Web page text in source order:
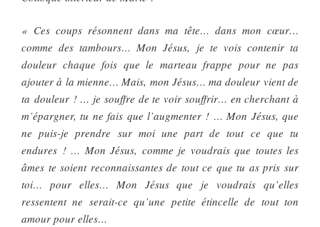
« Ces coups résonnent dans ma tête… dans mon cœur…
comme des tambours… Mon Jésus, je te vois contenir ta
douleur chaque fois que le marteau frappe pour ne pas
ajouter à la mienne… Mais, mon Jésus… ma douleur vient de
ta douleur ! … je souffre de te voir souffrir… en cherchant à
m’épargner, tu ne fais que l’augmenter ! … Mon Jésus, que
ne puis-je prendre sur moi une part de tout ce que tu
endures ! … Mon Jésus, comme je voudrais que toutes les
âmes te soient reconnaissantes de tout ce que tu as pris sur
toi… pour elles… Mon Jésus que je voudrais qu’elles
ressentent ne serait-ce qu’une petite étincelle de tout ton
amour pour elles…